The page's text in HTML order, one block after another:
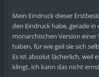
Mein Eindruck dieser
den Eindruck habe, gerade
monarchischen Version
haben, für wie geil sie sich
Es ist absolut lächerlich, weil
klingt, ich kann das nicht